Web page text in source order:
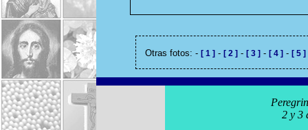
Otras fotos: - [ 1 ] - [ 2 ] - [ 3 ] - [ 4 ] - [ 5 ]
2 y 3